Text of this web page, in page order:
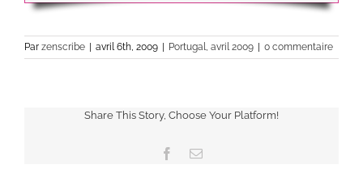
Par zenscribe avril 6th, 2009 Portugal, avril 2009 0 commentaire
Share This Story, Choose Your Platform!
Facebook
Email